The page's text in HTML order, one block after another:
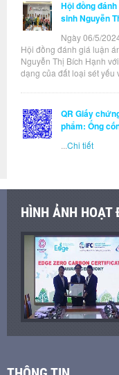
Hội đồng
sinh Nguyễn
Ngày 06/5/
Hội đồng đánh giá luận
Nguyễn Thị Bích Hạnh
dạng của đất loại sét yếu
QR Giấy
phẩm: Ống
Chi tiết
HÌNH ẢNH HOẠT